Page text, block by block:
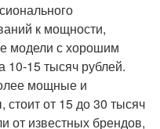
к мощности,
модели с хорошим
10-15 тысяч рублей.
мощные и
от 15 до 30 тысяч
от известных брендов,